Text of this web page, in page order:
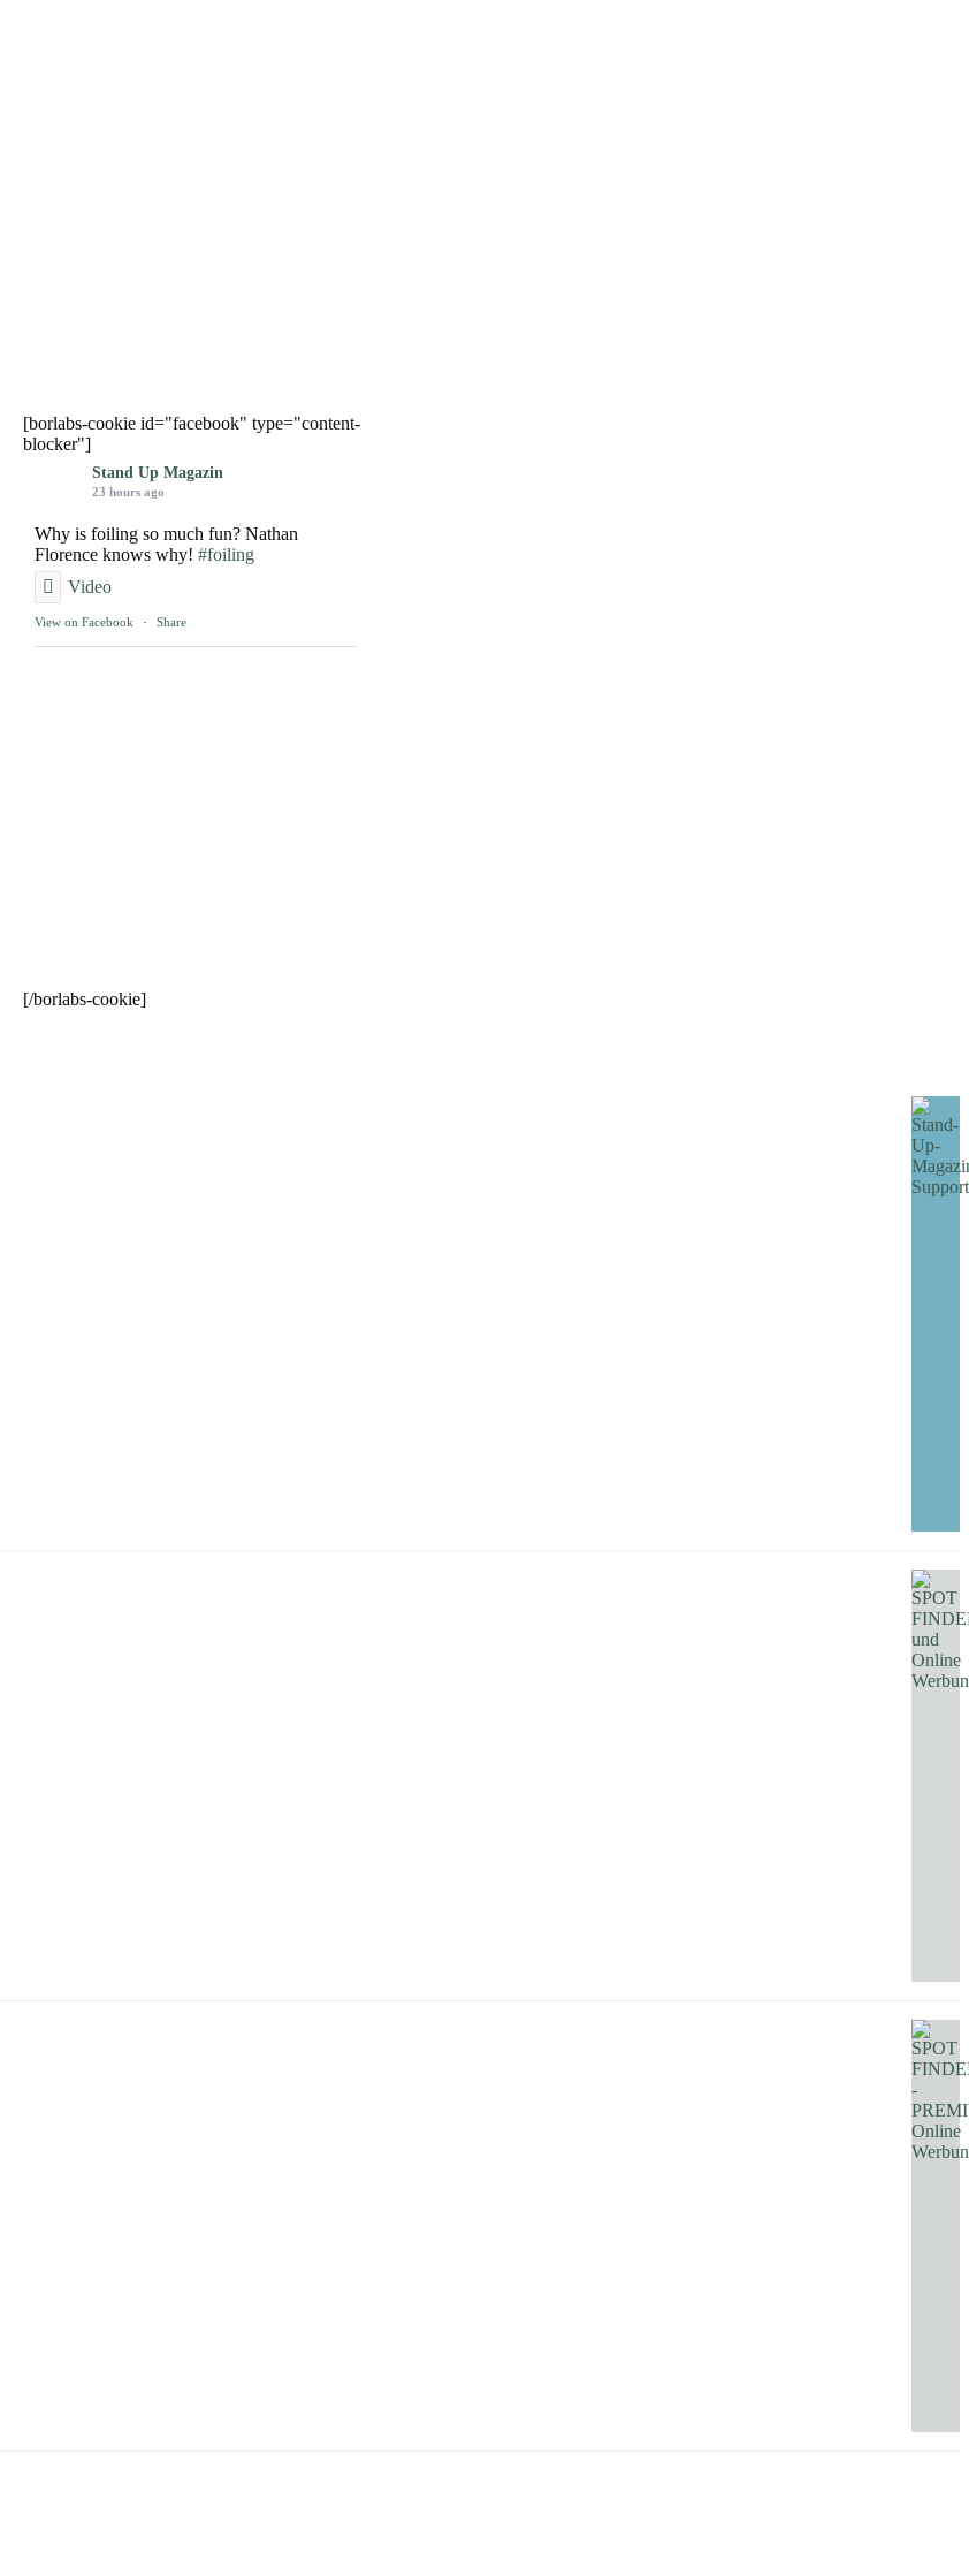
[borlabs-cookie id="facebook" type="content-
blocker"]
Stand Up Magazin
23 hours ago
Why is foiling so much fun? Nathan
Florence knows why! #foiling
Video
View on Facebook · Share
[/borlabs-cookie]